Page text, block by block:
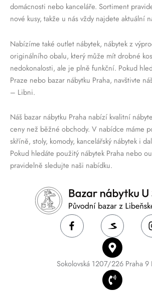
domácnosti nebo kanceláře. Sortiment
nové kusy, takže u nás vždy najdete aktuální
Nabízíme také outlet nábytek, nábytek z
originálního obalu, který může mít drobné
nedokonalosti, ale je plně funkční. Pokud
Praze nebo bazar nábytku Praha, navštivte
– Libni.
Náš bazar nábytku Praha nabízí kvalitní
ceny než běžné obchody. V nabídce máme
skříně, stoly, komody, kancelářský nábytek i
Pokud hledáte použitý nábytek Praha nebo
pravidelně sledujte naši nabídku.
Sokolovská 1207/226 Praha 9